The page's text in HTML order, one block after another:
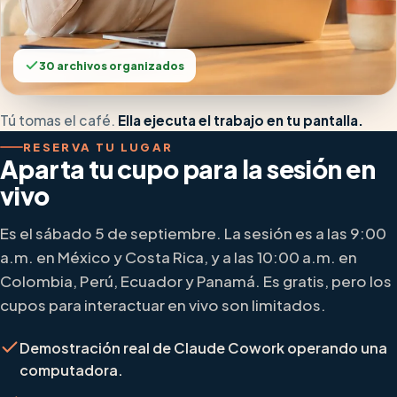
30 archivos organizados
Tú tomas el café. Ella ejecuta el trabajo en tu pantalla.
RESERVA TU LUGAR
Aparta tu cupo para la sesión en
vivo
Es el sábado 5 de septiembre. La sesión es a las 9:00
a.m. en México y Costa Rica, y a las 10:00 a.m. en
Colombia, Perú, Ecuador y Panamá. Es gratis, pero los
cupos para interactuar en vivo son limitados.
Demostración real de Claude Cowork operando una
computadora.